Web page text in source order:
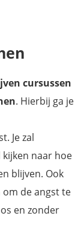
cursussen
. Hierbij ga je
Je zal
naar hoe
blijven. Ook
de angst te
en zonder